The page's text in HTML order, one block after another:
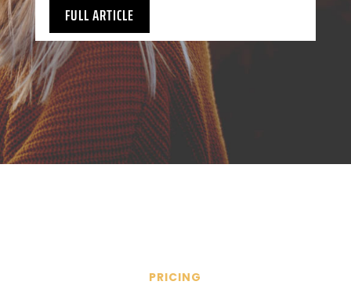
FULL ARTICLE
PRICING